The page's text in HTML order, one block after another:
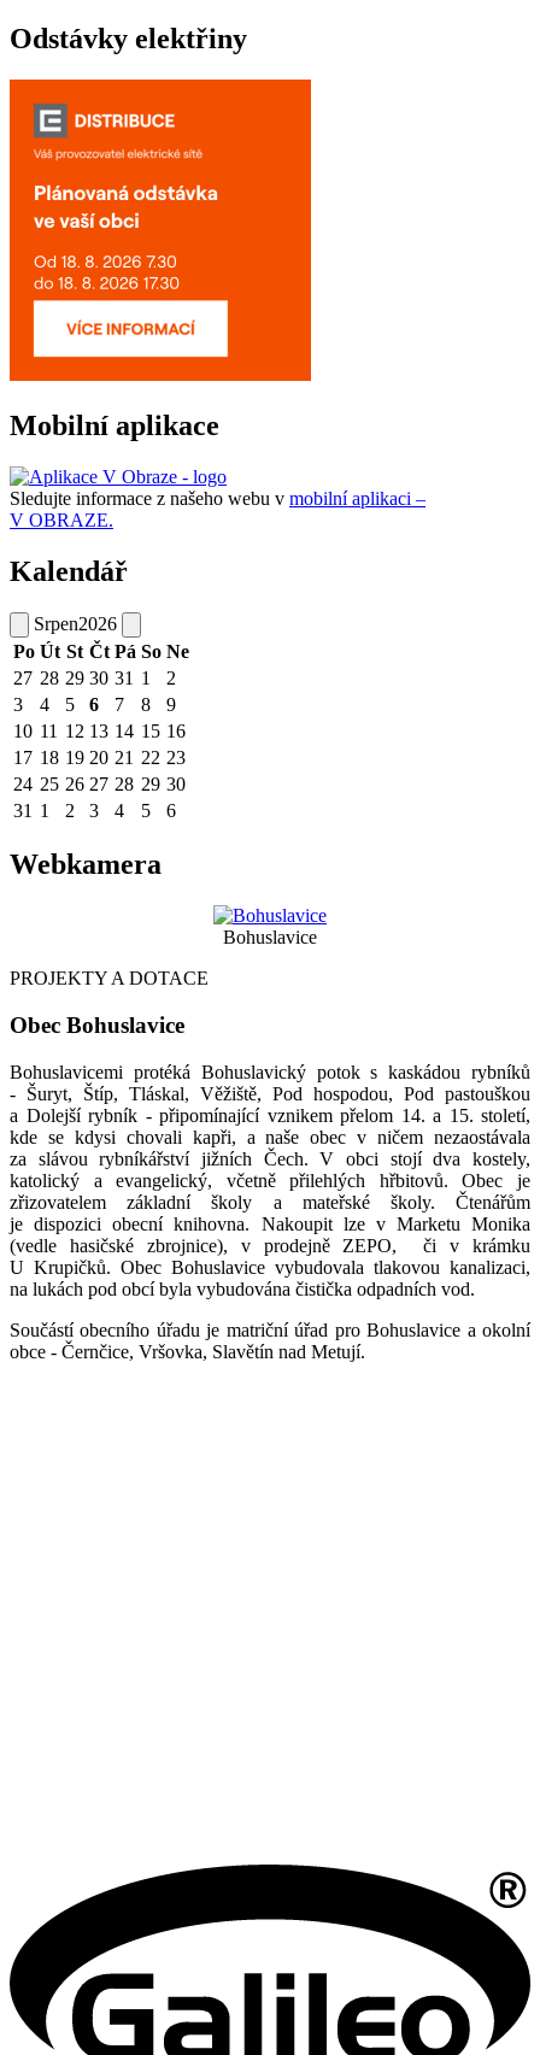
Odstávky elektřiny
Mobilní aplikace
Sledujte informace z našeho webu v mobilní aplikaci –
V OBRAZE.
Kalendář
Srpen2026
Po Út St Čt Pá So Ne
27 28 29 30 31 1
2
3
4 5 6 7 8
9
10 11 12 13 14 15 16
17 18 19 20 21 22 23
24 25 26 27 28 29 30
31 1 2 3 4 5 6
Webkamera
Bohuslavice
PROJEKTY A DOTACE
Obec Bohuslavice
Bohuslavicemi protéká Bohuslavický potok s kaskádou rybníků
- Šuryt, Štíp, Tláskal, Věžiště, Pod hospodou, Pod pastouškou
a Dolejší rybník - připomínající vznikem přelom 14. a 15. století,
kde se kdysi chovali kapři, a naše obec v ničem nezaostávala
za slávou rybníkářství jižních Čech. V obci stojí dva kostely,
katolický a evangelický, včetně přilehlých hřbitovů. Obec je
zřizovatelem základní školy a mateřské školy. Čtenářům
je dispozici obecní knihovna. Nakoupit lze v Marketu Monika
(vedle hasičské zbrojnice), v prodejně ZEPO, či v krámku
U Krupičků. Obec Bohuslavice vybudovala tlakovou kanalizaci,
na lukách pod obcí byla vybudována čistička odpadních vod.
Součástí obecního úřadu je matriční úřad pro Bohuslavice a okolní
obce - Černčice, Vršovka, Slavětín nad Metují.